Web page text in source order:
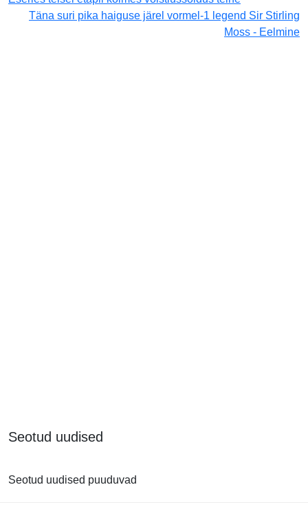
Täna suri pika haiguse järel vormel-1 legend Sir Stirling
Moss - Eelmine
Seotud uudised
Seotud uudised puuduvad